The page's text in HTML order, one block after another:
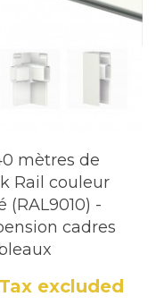
mètres de
Rail couleur
(RAL9010) -
cadres
Price
Tax excluded
Regular price